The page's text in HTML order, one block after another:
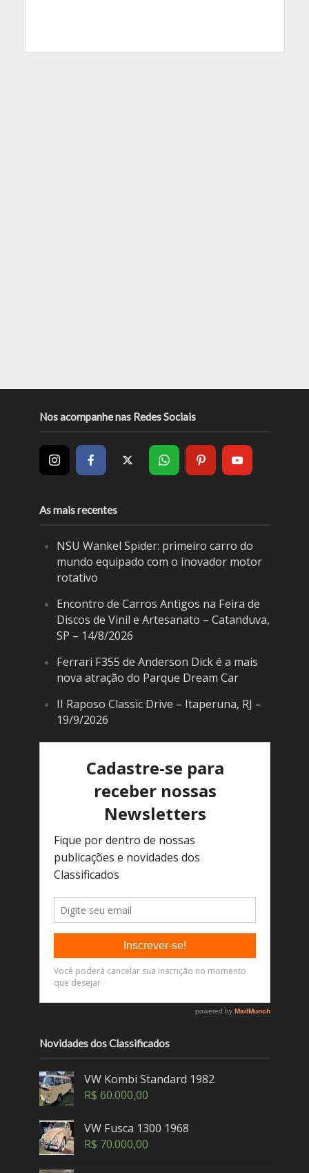
Nos acompanhe nas Redes Sociais
As mais recentes
NSU Wankel Spider: primeiro carro do
mundo equipado com o inovador motor
rotativo
Encontro de Carros Antigos na Feira de
Discos de Vinil e Artesanato – Catanduva,
SP – 14/8/2026
Ferrari F355 de Anderson Dick é a mais
nova atração do Parque Dream Car
II Raposo Classic Drive – Itaperuna, RJ –
19/9/2026
Novidades dos Classificados
VW Kombi Standard 1982
R$ 60.000,00
VW Fusca 1300 1968
R$ 70.000,00